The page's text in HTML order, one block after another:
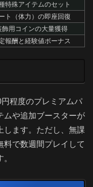
特殊アイテムのセット
ト（体力）の即座回復
飾用コインの大量獲得
報酬と経験値ボーナス
程度のプレミアムパ
ムや追加ブースターが
します。ただし、無課
料で数週間プレイして